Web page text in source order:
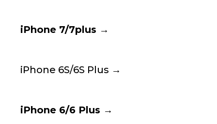
iPhone 7/7plus →
iPhone 6S/6S Plus →
iPhone 6/6 Plus →